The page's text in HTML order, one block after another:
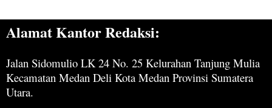
Alamat Kantor Redaksi:
Jalan Sidomulio LK 24 No. 25 Kelurahan Tanjung Mulia
Kecamatan Medan Deli Kota Medan Provinsi Sumatera
Utara.